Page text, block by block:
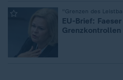
"Grenzen des
EU-Brief:
Grenzkontrollen